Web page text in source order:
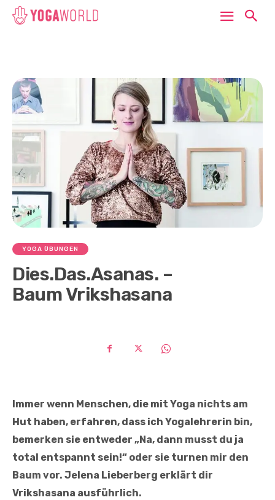
YOGA ÜBUNGEN
Dies.Das.Asanas. –
Baum Vrikshasana
Immer wenn Menschen, die mit Yoga nichts am
Hut haben, erfahren, dass ich Yogalehrerin bin,
bemerken sie entweder „Na, dann musst du ja
total entspannt sein!“ oder sie turnen mir den
Baum vor. Jelena Lieberberg erklärt dir
Vrikshasana ausführlich.